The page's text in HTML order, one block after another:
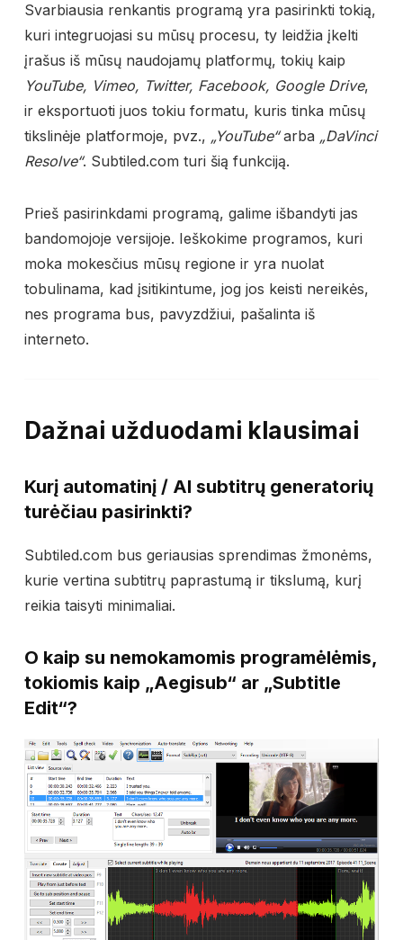
Svarbiausia renkantis programą yra pasirinkti tokią,
kuri integruojasi su mūsų procesu, ty leidžia įkelti
įrašus iš mūsų naudojamų platformų, tokių kaip
YouTube, Vimeo, Twitter, Facebook, Google Drive,
ir eksportuoti juos tokiu formatu, kuris tinka mūsų
tikslinėje platformoje, pvz., „YouTube“arba „DaVinci
Resolve“. Subtiled.com turi šią funkciją.
Prieš pasirinkdami programą, galime išbandyti jas
bandomojoje versijoje. Ieškokime programos, kuri
moka mokesčius mūsų regione ir yra nuolat
tobulinama, kad įsitikintume, jog jos keisti nereikės,
nes programa bus, pavyzdžiui, pašalinta iš
interneto.
Dažnai užduodami klausimai
Kurį automatinį / AI subtitrų generatorių
turėčiau pasirinkti?
Subtiled.com bus geriausias sprendimas žmonėms,
kurie vertina subtitrų paprastumą ir tikslumą, kurį
reikia taisyti minimaliai.
O kaip su nemokamomis programėlėmis,
tokiomis kaip „Aegisub“ ar „Subtitle
Edit“?